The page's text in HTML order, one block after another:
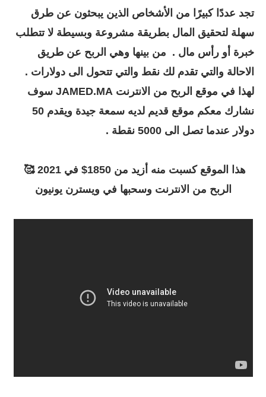
تجد عددًا كبيرًا من الأشخاص الذين يبحثون عن طرق
سهلة لتحقيق المال بطريقة مشروعة وبسيطة لا تتطلب
خبرة أو رأس مال . من بينها وهي الربح عن طريق
الاحالة والتي تقدم لك نقط والتي تتحول الى دولارات .
لهذا في موقع الربح من الانترنت JAMED.MA سوف
نشارك معكم موقع قديم لديه سمعة جيدة ويقدم 50
دولار عندما تصل الى 5000 نقطة .
الربح من الانترنت وسحبها في ويسترن يونيون